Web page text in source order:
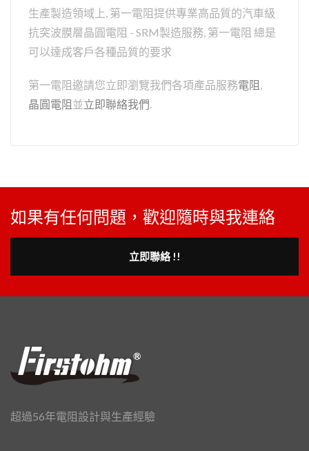
生產製造領域上, 第一電阻提供專業高品質的汽車級
抗突波膜層晶圓電阻 - SRM製造服務, 第一電阻 總是
可以達成客戶各種品質的要求
第一電阻邀請您立即瀏覽我們各項產品服務電阻
晶圓電阻並立即聯絡我們
如果有任何問題，歡迎隨時與我連絡
立即聯絡 !!
超過56年電阻設計與生產經驗